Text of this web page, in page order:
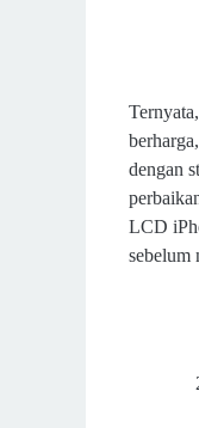
dengan
LCD
sebelum